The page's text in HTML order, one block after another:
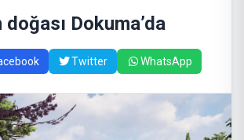
doğası Dokuma’da
Twitter WhatsApp